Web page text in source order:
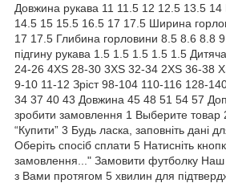
Довжина рукава 11 11.5 12 12.5 13.5
14.5 15 15.5 16.5 17 17.5 Ширина
17 17.5 Глибина горловини 8.5 8.6 8.8
підгину рукава 1.5 1.5 1.5 1.5 1.5
24-26 4XS 28-30 3XS 32-34 2XS 36-38
9-10 11-12 Зріст 98-104 110-116 128-
34 37 40 43 Довжина 45 48 51 54 57
зробити замовлення 1 Выберите товар
“Купити” 3 Будь ласка, заповніть дані
Оберіть спосіб сплати 5 Натисніть
замовлення..." Замовити футболку
з Вами протягом 5 хвилин для